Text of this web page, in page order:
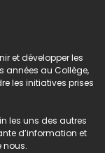
et développer les
années au Collège,
les initiatives prises
les uns des autres
d’information et
nous.